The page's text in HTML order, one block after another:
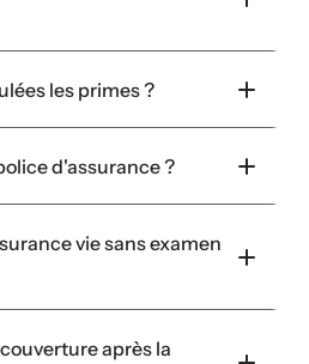
les primes ?
d'assurance ?
vie sans examen
après la